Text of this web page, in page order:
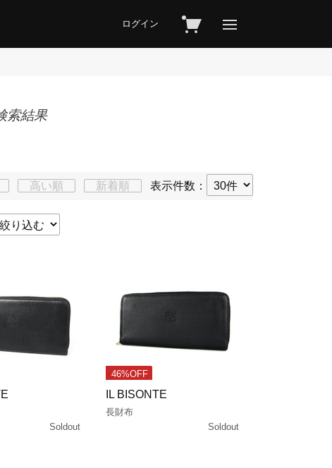
ログイン
索結果
高い順 新着順 表示件数：
Soldout
46%OFF
IL BISONTE
長財布
Soldout